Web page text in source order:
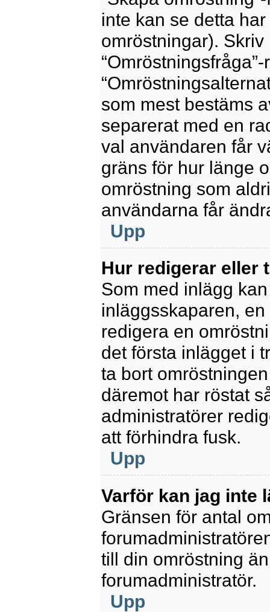
inte kan se detta
omröstningar).
som mest bestäms
separerat med en
val användaren får
gräns för hur länge
omröstning som
användarna får
Upp
Hur redigerar eller
Som med inlägg
inläggsskaparen,
redigera en
det första inlägget i
ta bort
däremot har röstat
administratörer
att förhindra fusk.
Upp
Varför kan jag inte
Gränsen för antal
till din omröstning
forumadministratör.
Upp